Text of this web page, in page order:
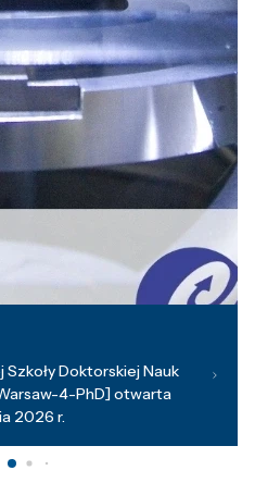
Doktorskiej Nauk
4-PhD] otwarta
2026 r.